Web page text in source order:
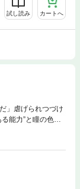
試し読み カートへ
」虐げられつづけ
能力”と瞳の色の
過ごしたセーラ。
る日々に「悲し
がどうなるのかも
「君の身柄は我が
て「ここでは自由